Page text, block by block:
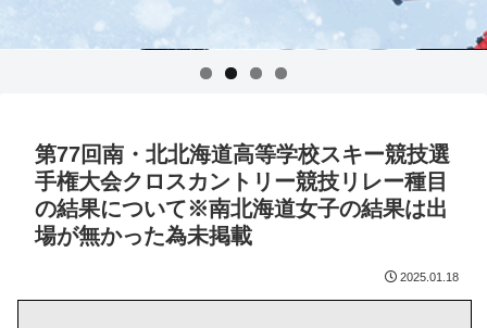
第77回南・北北海道高等学校スキー競技選
手権大会クロスカントリー競技リレー種目
の結果について※南北海道女子の結果は出
場が無かった為未掲載
2025.01.18